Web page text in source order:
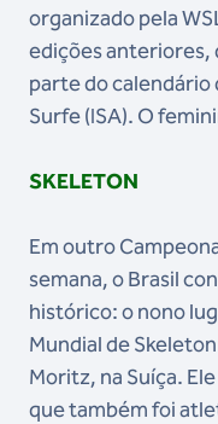
organizado pela
edições anteriores,
parte do calendário
Surfe (ISA). O
SKELETON
Em outro
semana, o Brasil
histórico: o nono
Mundial de
Moritz, na Suíça.
que também foi